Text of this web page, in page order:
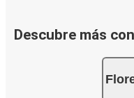
Descubre más